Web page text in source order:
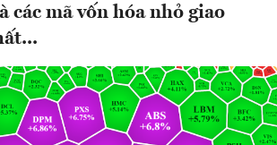
các mã vốn hóa nhỏ giao